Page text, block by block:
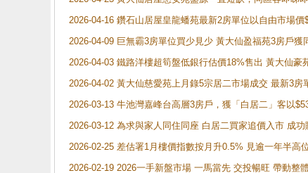
2026-04-16 鑽石山居屋皇龍蟠苑最新2房單位以自由市場價
2026-04-09 巨無霸3房單位買少見少 黃大仙盈福苑3房戶
2026-04-03 鐵路洋樓超筍盤低銀行估價18%售出 黃大仙豪
2026-04-02 黃大仙慈愛苑上月錄5宗居二市場成交 最新3
2026-03-13 牛池灣嘉峰台高層3房戶，獲「白居二」客以
2026-03-12 為求與家人同住同座 白居二買家追價入市 成
2026-02-25 差估署1月樓價指數按月升0.5% 見逾一年半
2026-02-19 2026一手新盤市場 一馬當先 交投暢旺 帶動整